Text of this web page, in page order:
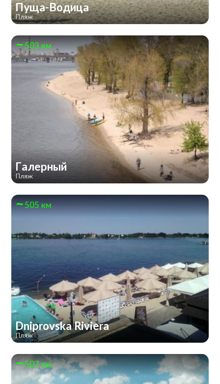
Пуща-Водица
Пляж
503 км
Галерный
Пляж
505 км
Dniprovska Riviera
Пляж
507 км